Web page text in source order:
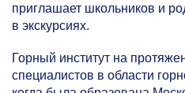
приглашает школьников и
в экскурсиях.
Горный институт на
специалистов в области